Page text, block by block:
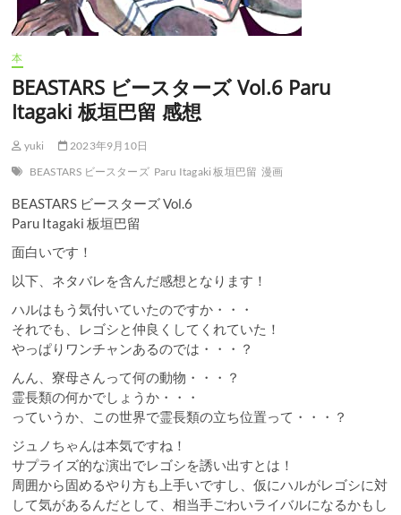
本
BEASTARS ビースターズ Vol.6 Paru
Itagaki 板垣巴留 感想
yuki
2023年9月10日
BEASTARS ビースターズ Paru Itagaki 板垣巴留 漫画
BEASTARS ビースターズ Vol.6
Paru Itagaki 板垣巴留
面白いです！
以下、ネタバレを含んだ感想となります！
ハルはもう気付いていたのですか・・・
それでも、レゴシと仲良くしてくれていた！
やっぱりワンチャンあるのでは・・・？
んん、寮母さんって何の動物・・・？
霊長類の何かでしょうか・・・
っていうか、この世界で霊長類の立ち位置って・・・？
ジュノちゃんは本気ですね！
サプライズ的な演出でレゴシを誘い出すとは！
周囲から固めるやり方も上手いですし、仮にハルがレゴシに対
して気があるんだとして、相当手ごわいライバルになるかもし